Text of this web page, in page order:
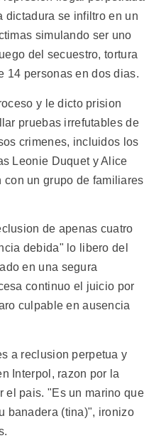
dictadura se infiltro en un
simulando ser uno
del secuestro, tortura
14 personas en dos dias.
y le dicto prision
pruebas irrefutables de
crimenes, incluidos los
Leonie Duquet y Alice
con un grupo de familiares
de apenas cuatro
debida" lo libero del
en una segura
continuo el juicio por
culpable en ausencia
a reclusion perpetua y
Interpol, razon por la
el pais. "Es un marino que
banadera (tina)", ironizo